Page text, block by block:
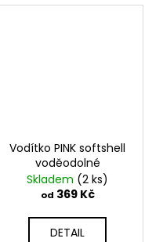
Vodítko PINK softshell
voděodolné
Skladem (2 ks)
od 369 Kč
DETAIL